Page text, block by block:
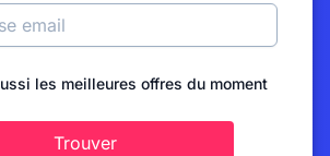
les meilleures offres du moment
Trouver